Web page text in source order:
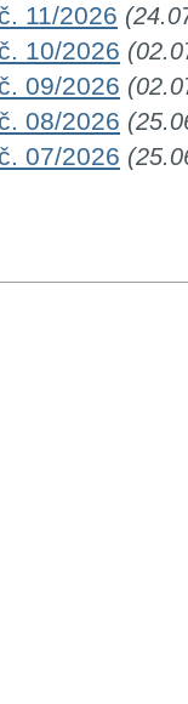
11/2026
10/2026
09/2026
08/2026
07/2026